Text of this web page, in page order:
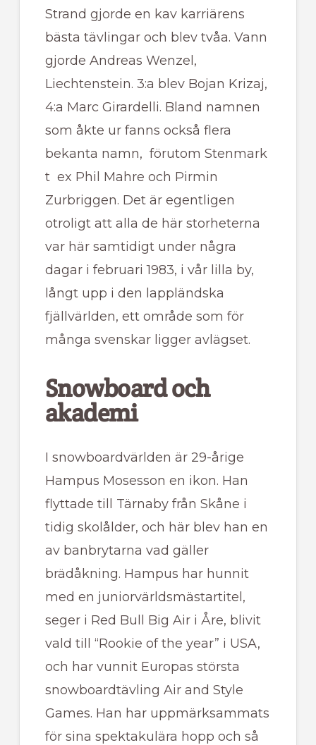
Strand gjorde en kav karriärens
bästa tävlingar och blev tvåa. Vann
gjorde Andreas Wenzel,
Liechtenstein. 3:a blev Bojan Krizaj,
4:a Marc Girardelli. Bland namnen
som åkte ur fanns också flera
bekanta namn, förutom Stenmark
t ex Phil Mahre och Pirmin
Zurbriggen. Det är egentligen
otroligt att alla de här storheterna
var här samtidigt under några
dagar i februari 1983, i vår lilla by,
långt upp i den lappländska
fjällvärlden, ett område som för
många svenskar ligger avlägset.
Snowboard och
akademi
I snowboardvärlden är 29-årige
Hampus Mosesson en ikon. Han
flyttade till Tärnaby från Skåne i
tidig skolålder, och här blev han en
av banbrytarna vad gäller
brädåkning. Hampus har hunnit
med en juniorvärldsmästartitel,
seger i Red Bull Big Air i Åre, blivit
vald till “Rookie of the year” i USA,
och har vunnit Europas största
snowboardtävling Air and Style
Games. Han har uppmärksammats
för sina spektakulära hopp och så